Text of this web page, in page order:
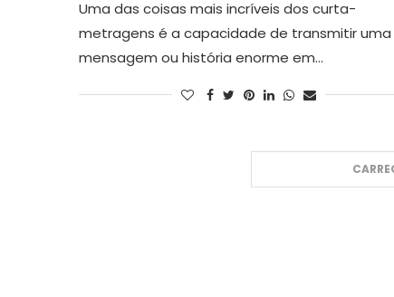
Uma das coisas mais incríveis dos curta-
metragens é a capacidade de transmitir uma
mensagem ou história enorme em…